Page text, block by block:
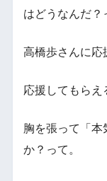
はどうなんだ？
高橋歩さんに応
応援してもらえ
胸を張って「本
か？って。